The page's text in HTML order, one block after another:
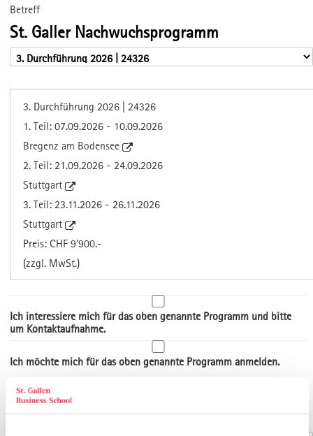
Betreff
St. Galler Nachwuchsprogramm
3. Durchführung 2026 | 24326
1. Teil: 07.09.2026 - 10.09.2026
Bregenz am Bodensee
2. Teil: 21.09.2026 - 24.09.2026
Stuttgart
3. Teil: 23.11.2026 - 26.11.2026
Stuttgart
Preis: CHF 9'900.-
(zzgl. MwSt.)
Ich interessiere mich für das oben genannte Programm und bitte
um Kontaktaufnahme.
Ich möchte mich für das oben genannte Programm anmelden.
Art der Adresse
Kontaktdaten